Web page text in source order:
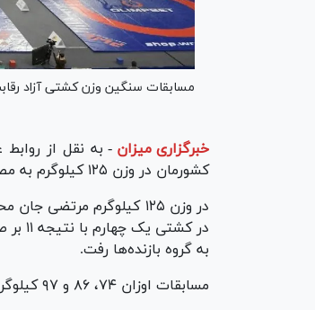
مسابقات سنگین وزن کشتی آزاد
خبرگزاری میزان - به نقل از
کشورمان در وزن ۱۲۵ کیلوگرم به مصاف حریفان خود رفت که نتایج وی به شرح زیر است:
در
به گروه بازنده‌ها رفت.
مسابقات اوزان ۷۴، ۸۶ و ۹۷ کیلوگرم فردا آغاز می‌شود که قرعه نمایندگان کشورمان به شرح زیر است: